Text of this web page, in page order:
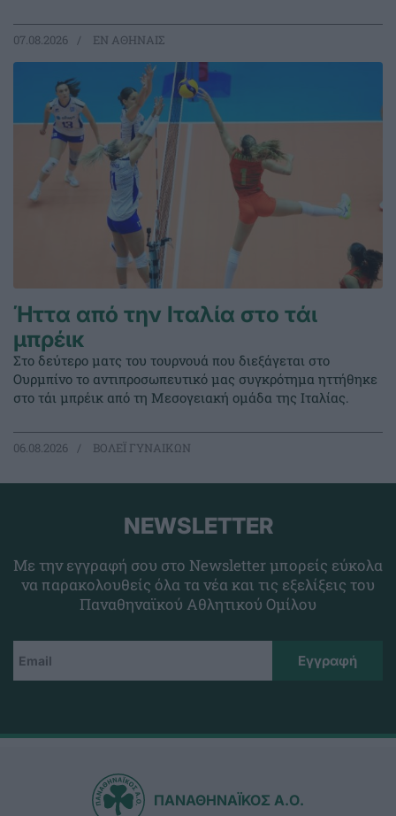
07.08.2026 EΝ ΑΘΗΝΑΙΣ
Ήττα από την Ιταλία στο τάι
μπρέικ
Στο δεύτερο ματς του τουρνουά που διεξάγεται στο
Ουρμπίνο το αντιπροσωπευτικό μας συγκρότημα ηττήθηκε
στο τάι μπρέικ από τη Μεσογειακή ομάδα της Ιταλίας.
06.08.2026 ΒΟΛΕΪ ΓΥΝΑΙΚΩΝ
NEWSLETTER
Με την εγγραφή σου στο Newsletter μπορείς εύκολα
να παρακολουθείς όλα τα νέα και τις εξελίξεις του
Παναθηναϊκού Αθλητικού Ομίλου
ΠΑΝΑΘΗΝΑΪΚΟΣ Α.Ο.